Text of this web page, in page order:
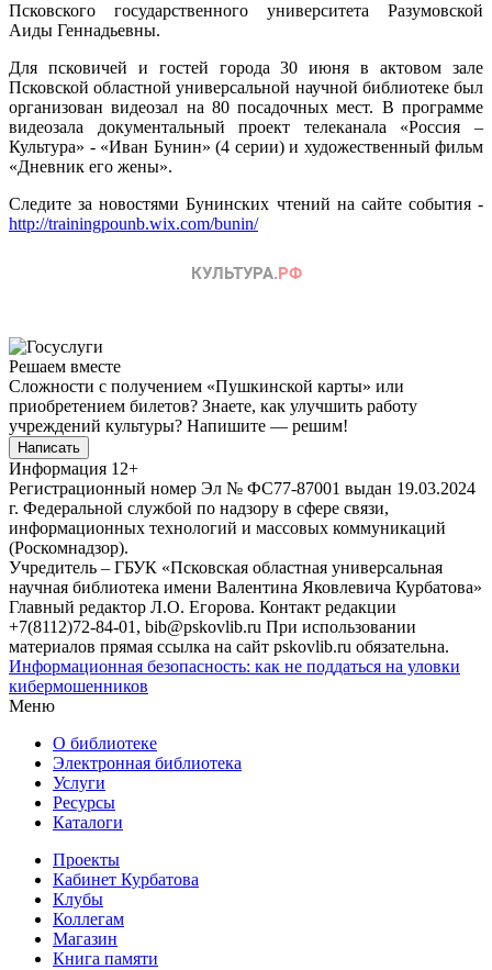
Псковского государственного университета Разумовской
Аиды Геннадьевны.
Для псковичей и гостей города 30 июня в актовом зале
Псковской областной универсальной научной библиотеке был
организован видеозал на 80 посадочных мест. В программе
видеозала документальный проект телеканала «Россия –
Культура» - «Иван Бунин» (4 серии) и художественный фильм
«Дневник его жены».
Следите за новостями Бунинских чтений на сайте события -
http://trainingpounb.wix.com/bunin/
Решаем вместе
Сложности с получением «Пушкинской карты» или
приобретением билетов? Знаете, как улучшить работу
учреждений культуры? Напишите — решим!
Написать
Информация 12+
Регистрационный номер Эл № ФС77-87001 выдан 19.03.2024
г. Федеральной службой по надзору в сфере связи,
информационных технологий и массовых коммуникаций
(Роскомнадзор).
Учредитель – ГБУК «Псковская областная универсальная
научная библиотека имени Валентина Яковлевича Курбатова»
Главный редактор Л.О. Егорова. Контакт редакции
+7(8112)72-84-01, bib@pskovlib.ru При использовании
материалов прямая ссылка на сайт pskovlib.ru обязательна.
Информационная безопасность: как не поддаться на уловки
кибермошенников
Меню
О библиотеке
Электронная библиотека
Услуги
Ресурсы
Каталоги
Проекты
Кабинет Курбатова
Клубы
Коллегам
Магазин
Книга памяти